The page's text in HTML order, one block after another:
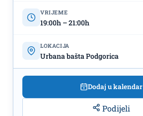
VRIJEME
19:00h – 21:00h
LOKACIJA
Urbana bašta Podgorica
Dodaj u kalendar
Podijeli